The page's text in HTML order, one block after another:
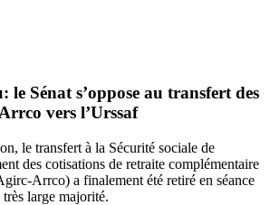
le Sénat s’oppose au transfert des
vers l’Urssaf
le transfert à la Sécurité sociale de
des cotisations de retraite complémentaire
Arrco) a finalement été retiré en séance
large majorité.